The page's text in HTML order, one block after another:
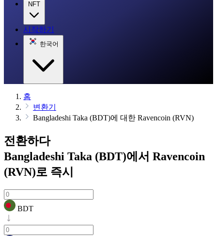
NFT
시작하기
한국어
홈
변환기
Bangladeshi Taka (BDT)에 대한 Ravencoin (RVN)
전환하다
Bangladeshi Taka (BDT)에서 Ravencoin
(RVN)로 즉시
BDT